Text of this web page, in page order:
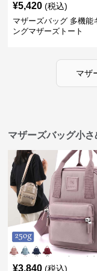
¥5,420 (税込)
マザーズバッグ 多機能
ングマザーズトート
マザ
マザーズバッグ小
¥3,840 (税込)